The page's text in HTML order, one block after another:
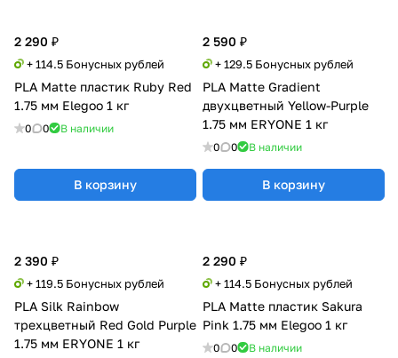
2 290 ₽
+ 114.5 Бонусных рублей
PLA Matte пластик Ruby Red
1.75 мм Elegoo 1 кг
0 0 В наличии
В корзину
2 590 ₽
+ 129.5 Бонусных рублей
PLA Matte Gradient
двухцветный Yellow-Purple
1.75 мм ERYONE 1 кг
0 0 В наличии
В корзину
2 390 ₽
+ 119.5 Бонусных рублей
PLA Silk Rainbow
трехцветный Red Gold Purple
1.75 мм ERYONE 1 кг
2 290 ₽
+ 114.5 Бонусных рублей
PLA Matte пластик Sakura
Pink 1.75 мм Elegoo 1 кг
0 0 В наличии